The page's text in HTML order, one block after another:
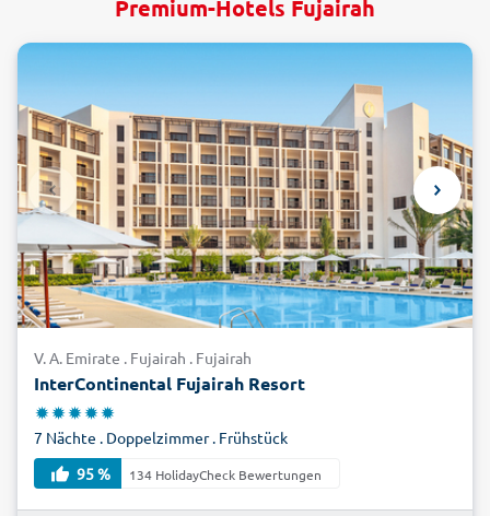
Premium-Hotels Fujairah
V. A. Emirate . Fujairah . Fujairah
InterContinental Fujairah Resort
7 Nächte . Doppelzimmer . Frühstück
95 %
134 HolidayCheck Bewertungen